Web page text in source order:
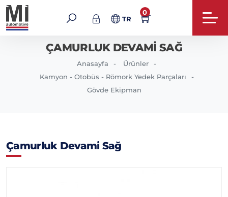
TR
0
ÇAMURLUK DEVAMI SAĞ
Anasayfa
Ürünler
Kamyon - Otobüs - Römork Yedek Parçaları
Gövde Ekipman
Çamurluk Devami Sağ